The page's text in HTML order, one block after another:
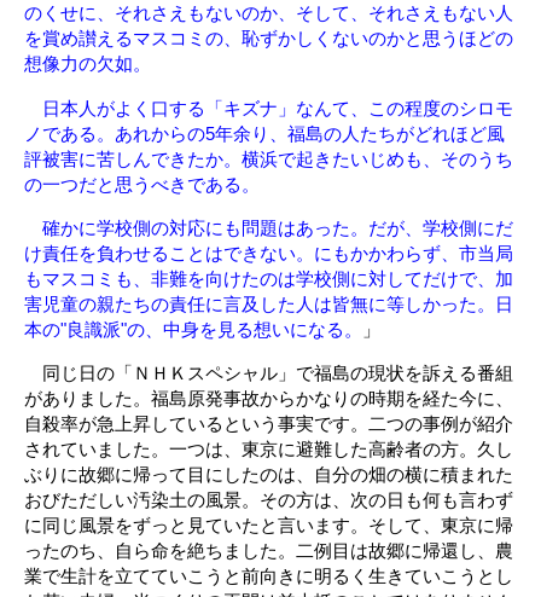
のくせに、それさえもないのか、そして、それさえもない人
を賞め讃えるマスコミの、恥ずかしくないのかと思うほどの
想像力の欠如。
日本人がよく口する「キズナ」なんて、この程度のシロモ
ノである。あれからの5年余り、福島の人たちがどれほど風
評被害に苦しんできたか。横浜で起きたいじめも、そのうち
の一つだと思うべきである。
確かに学校側の対応にも問題はあった。だが、学校側にだ
け責任を負わせることはできない。にもかかわらず、市当局
もマスコミも、非難を向けたのは学校側に対してだけで、加
害児童の親たちの責任に言及した人は皆無に等しかった。日
本の"良識派"の、中身を見る想いになる。
」
同じ日の「ＮＨＫスペシャル」で福島の現状を訴える番組
がありました。福島原発事故からかなりの時期を経た今に、
自殺率が急上昇しているという事実です。二つの事例が紹介
されていました。一つは、東京に避難した高齢者の方。久し
ぶりに故郷に帰って目にしたのは、自分の畑の横に積まれた
おびただしい汚染土の風景。その方は、次の日も何も言わず
に同じ風景をずっと見ていたと言います。そして、東京に帰
ったのち、自ら命を絶ちました。二例目は故郷に帰還し、農
業で生計を立てていこうと前向きに明るく生きていこうとし